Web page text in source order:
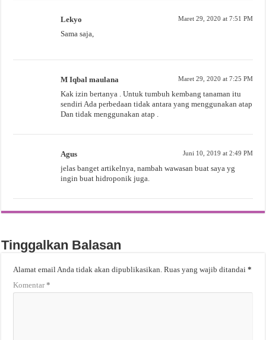
Lekyo Maret 29, 2020 at 7:51 PM
Sama saja,
M Iqbal maulana Maret 29, 2020 at 7:25 PM
Kak izin bertanya . Untuk tumbuh kembang tanaman itu
sendiri Ada perbedaan tidak antara yang menggunakan atap
Dan tidak menggunakan atap .
Agus Juni 10, 2019 at 2:49 PM
jelas banget artikelnya, nambah wawasan buat saya yg
ingin buat hidroponik juga.
Tinggalkan Balasan
Alamat email Anda tidak akan dipublikasikan. Ruas yang wajib ditandai*
Komentar*